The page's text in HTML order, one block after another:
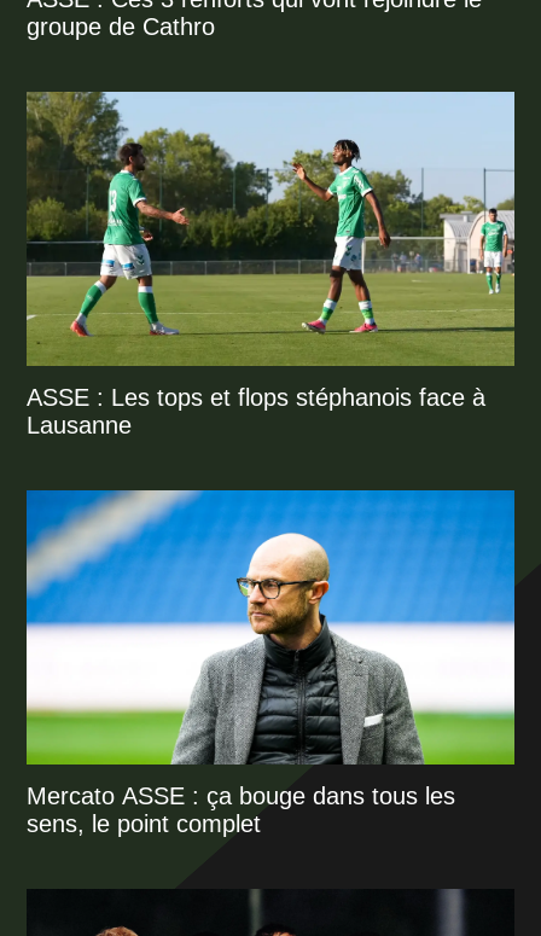
groupe de Cathro
ASSE : Les tops et flops stéphanois face à
Lausanne
Mercato ASSE : ça bouge dans tous les
sens, le point complet